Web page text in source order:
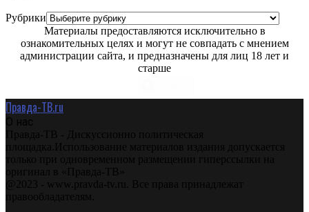
Рубрики
Материалы предоставляются исключительно в
ознакомительных целях и могут не совпадать с мнением
администрации сайта, и предназначены для лиц 18 лет и
старше
Правда-ТВ.ru
О нас
Правда-ТВ - Дискуссионно политическая
площадка.Использование материалов издания допускается
только при одновременном размещении гиперссылки на
оригинал в «Правда-ТВ»
@2023 - www.pravda-tv.ru. Все права принадлежат
правообладателям.